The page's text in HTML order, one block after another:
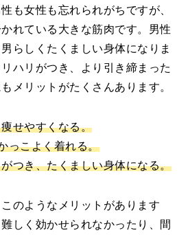
も女性も忘れられがちですが、
れている大きな筋肉です。男性
らしくたくましい身体になりま
ハリがつき、より引き締まった
メリットがたくさんあります。
せやすくなる。
っこよく着れる。
つき、たくましい身体になる。
のようなメリットがあります
しく効かせられなかったり、間